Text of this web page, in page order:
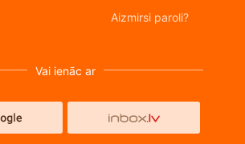
Aizmirsi paroli?
Vai ienāc ar